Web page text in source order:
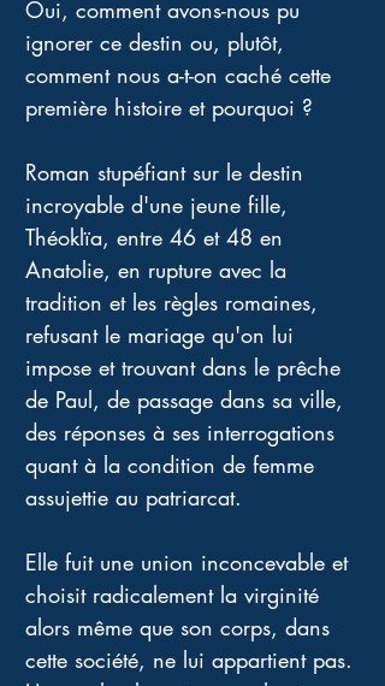
Oui, comment avons-nous pu
ignorer ce destin ou, plutôt,
comment nous a-t-on caché cette
première histoire et pourquoi ?
Roman stupéfiant sur le destin
incroyable d'une jeune fille,
Théoklïa, entre 46 et 48 en
Anatolie, en rupture avec la
tradition et les règles romaines,
refusant le mariage qu'on lui
impose et trouvant dans le prêche
de Paul, de passage dans sa ville,
des réponses à ses interrogations
quant à la condition de femme
assujettie au patriarcat.
Elle fuit une union inconcevable et
choisit radicalement la virginité
alors même que son corps, dans
cette société, ne lui appartient pas.